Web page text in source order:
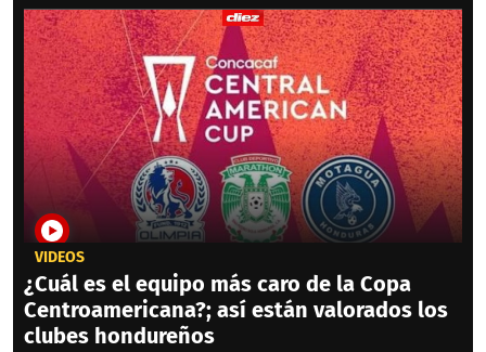
VIDEOS
¿Cuál es el equipo más caro de la Copa
Centroamericana?; así están valorados los
clubes hondureños